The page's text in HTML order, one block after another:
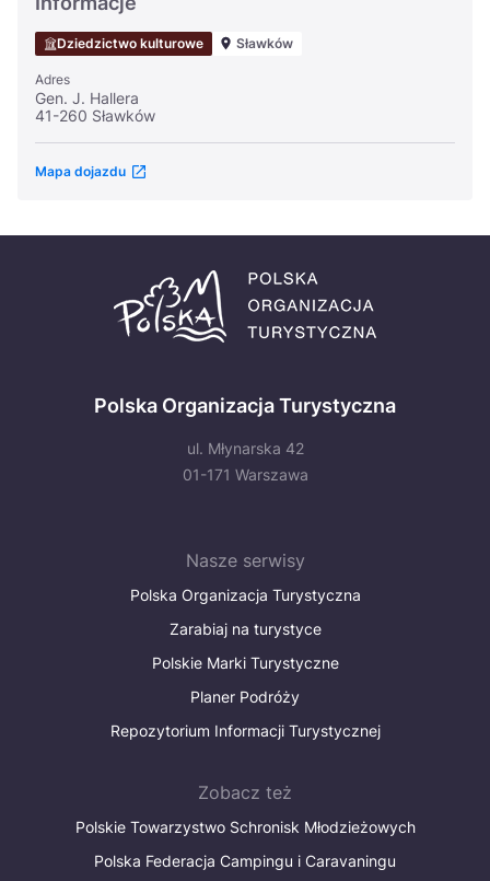
Dziedzictwo kulturowe Sławków
Adres
Gen. J. Hallera
41-260 Sławków
Mapa dojazdu
Polska Organizacja Turystyczna
ul. Młynarska 42
01-171 Warszawa
Nasze serwisy
Polska Organizacja Turystyczna
Zarabiaj na turystyce
Polskie Marki Turystyczne
Planer Podróży
Repozytorium Informacji Turystycznej
Zobacz też
Polskie Towarzystwo Schronisk Młodzieżowych
Polska Federacja Campingu i Caravaningu